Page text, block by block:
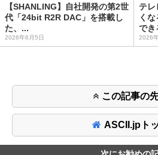
【SHANLING】自社開発の第2世
代「24bit R2R DAC」を搭載し
た、...
2026年6月5日
テレ
く
でき
2026
この記事の
ASCII.jpト